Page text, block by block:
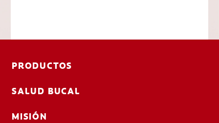
PRODUCTOS
SALUD BUCAL
MISIÓN